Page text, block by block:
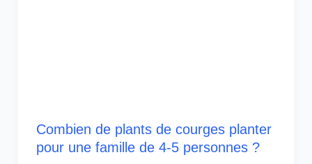
Combien de plants de courges planter
pour une famille de 4-5 personnes ?